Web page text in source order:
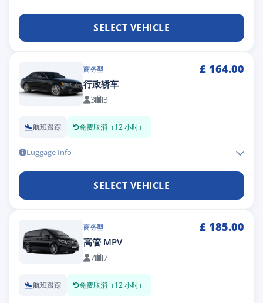
SELECT VEHICLE
商务型 £ 164.00
行政轿车
3 3
航班跟踪 免费取消（12 小时）
Luggage Info
SELECT VEHICLE
商务型 £ 185.00
高管 MPV
7 7
航班跟踪 免费取消（12 小时）